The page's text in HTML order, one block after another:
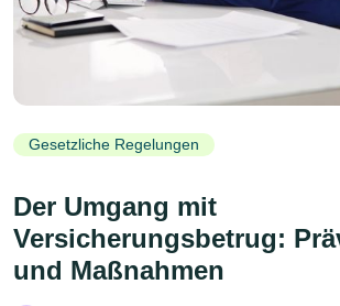
Gesetzliche Regelungen
Der Umgang mit
Versicherungsbetrug:
und Maßnahmen